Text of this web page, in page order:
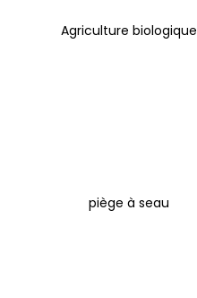
Agriculture biologique
piège à seau